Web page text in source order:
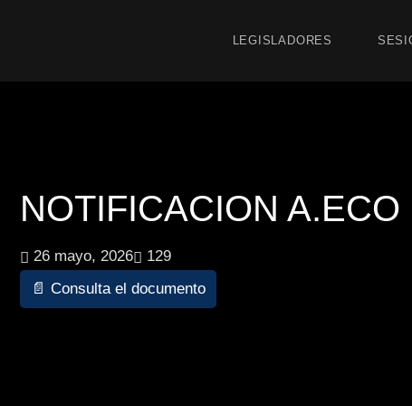
LEGISLADORES
NOTIFICACION
26 mayo, 2026
129
📄 Consulta el documento